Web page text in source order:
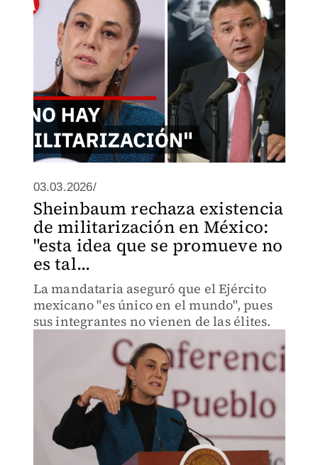
03.03.2026/
Sheinbaum rechaza existencia
de militarización en México:
"esta idea que se promueve no
es tal...
La mandataria aseguró que el Ejército
mexicano "es único en el mundo", pues
sus integrantes no vienen de las élites.